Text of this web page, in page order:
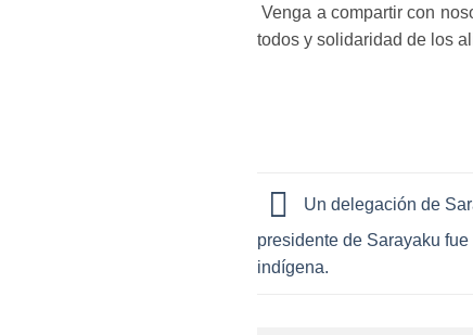
Venga a compartir con
todos y solidaridad de los
Un delegación de
presidente de Sarayaku
indígena.